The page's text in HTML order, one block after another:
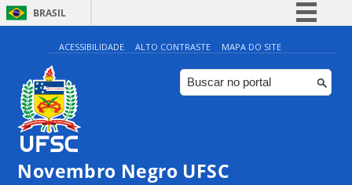
BRASIL
Simplifique!
Comunica BR
Participe
ACESSIBILIDADE ALTO CONTRASTE MAPA DO SITE
Novembro Negro UFSC